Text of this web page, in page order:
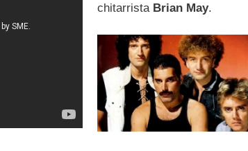
chitarrista Brian May.